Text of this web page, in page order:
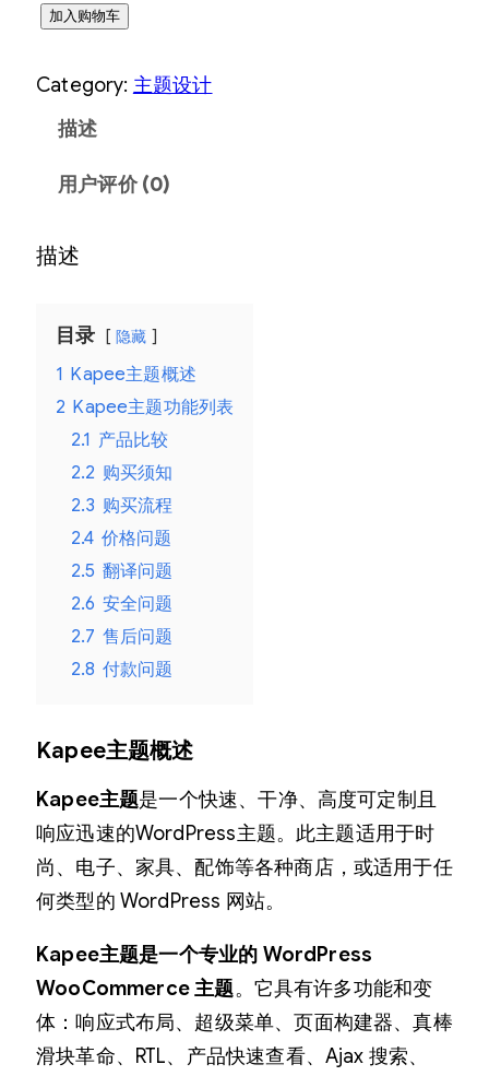
p
–
c
e
主
题
数
加入购物车
Category: 主题设计
描述
用户评价 (0)
描述
目录 隐藏
1 Kapee主题概述
2 Kapee主题功能列表
2.1 产品比较
2.2 购买须知
2.3 购买流程
2.4 价格问题
2.5 翻译问题
2.6 安全问题
2.7 售后问题
2.8 付款问题
Kapee主题概述
Kapee主题是一个快速、干净、高度可定制且
响应迅速的WordPress主题。此主题适用于时
尚、电子、家具、配饰等各种商店，或适用于任
何类型的 WordPress 网站。
Kapee主题是一个专业的 WordPress
WooCommerce 主题。它具有许多功能和变
体：响应式布局、超级菜单、页面构建器、真棒
滑块革命、RTL、产品快速查看、Ajax 搜索、